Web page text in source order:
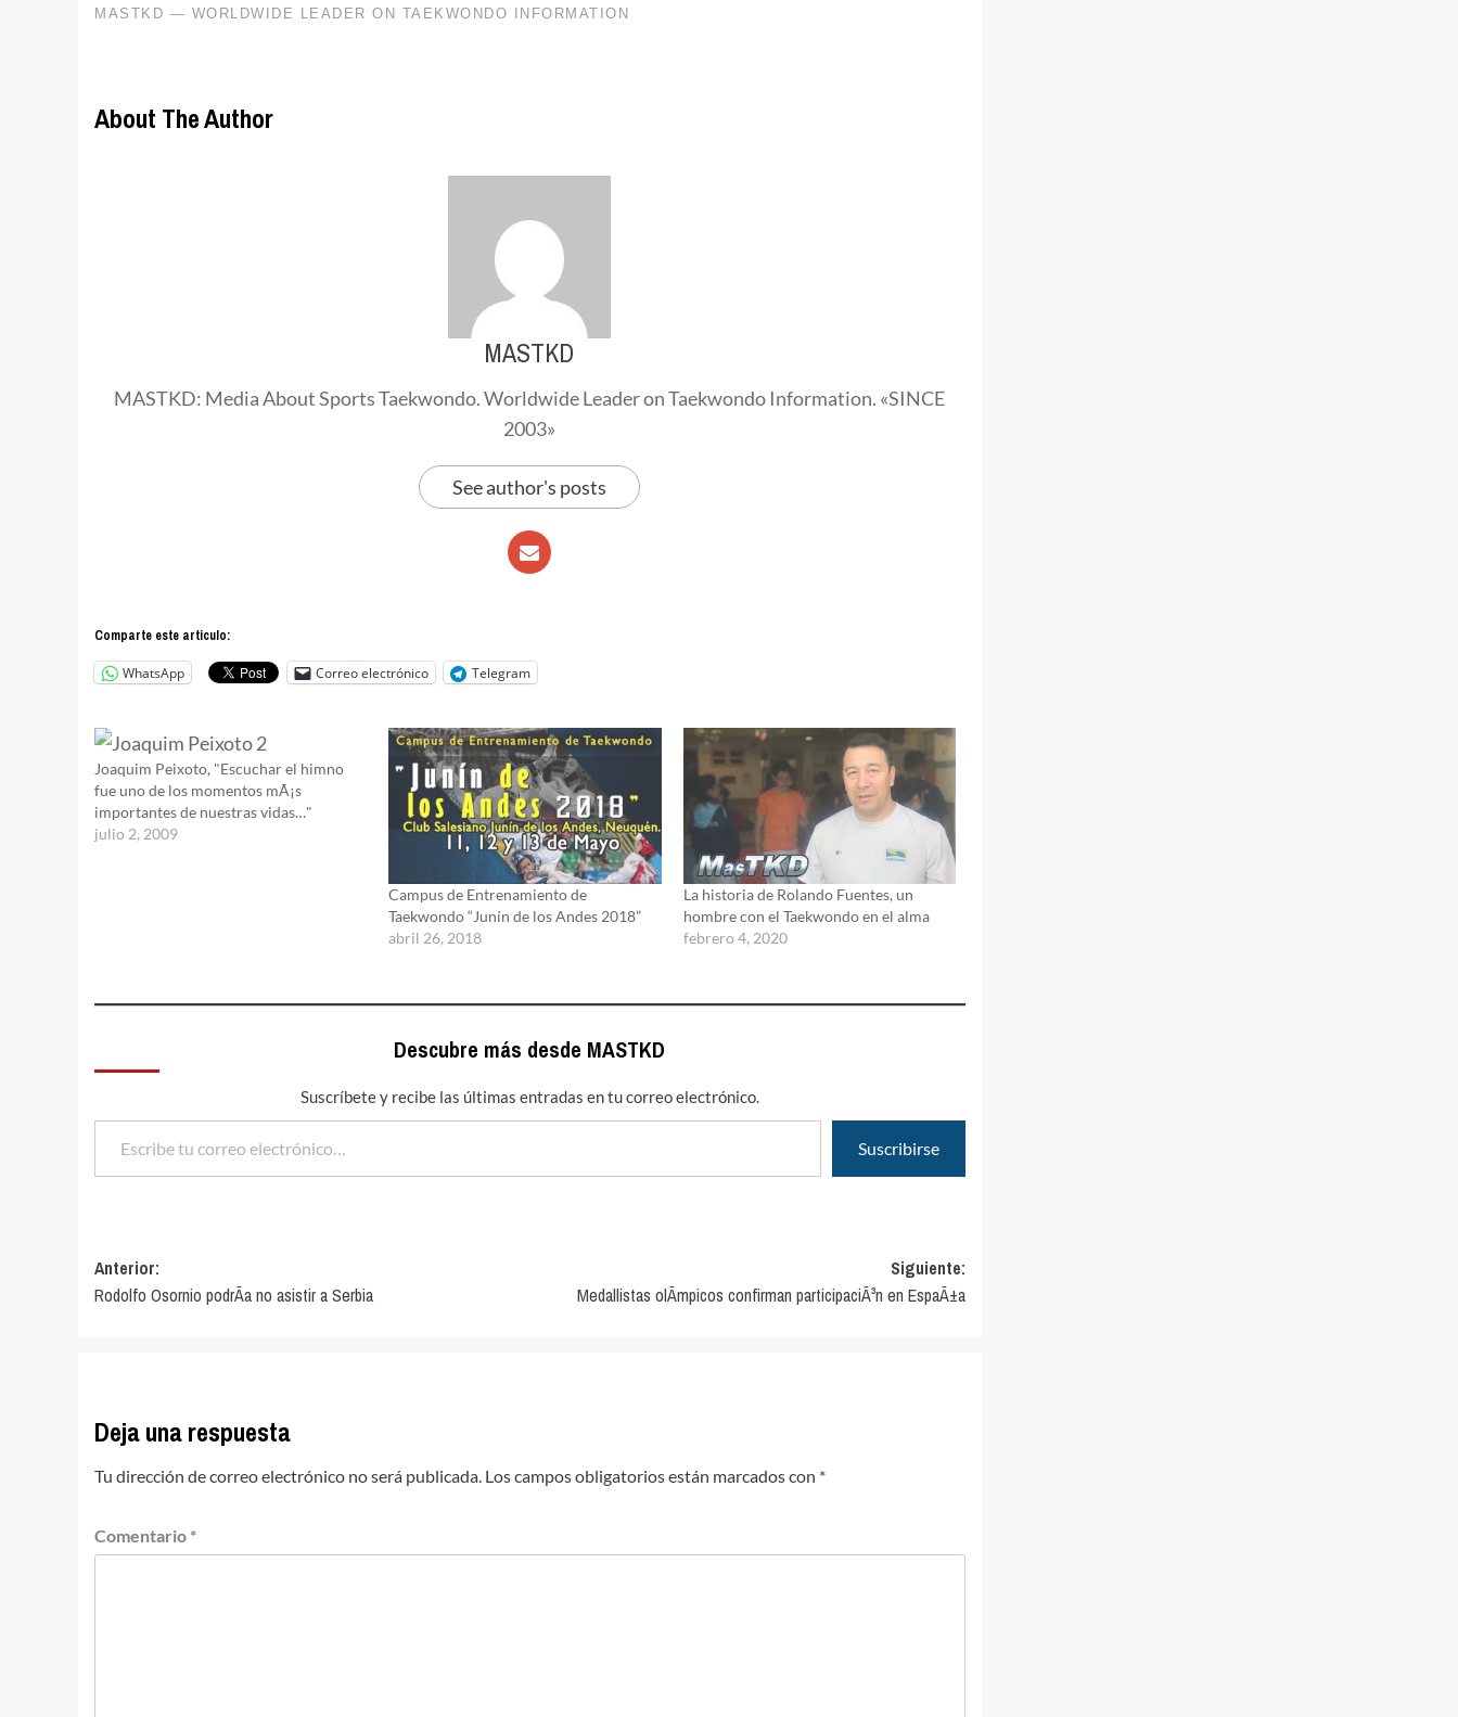
About The Author
MASTKD
MASTKD: Media About Sports Taekwondo. Worldwide Leader on Taekwondo Information. «SINCE
2003»
See author's posts
Comparte este articulo:
WhatsApp Correo electrónico Telegram
Joaquim Peixoto, "Escuchar el himno
fue uno de los momentos mÃ¡s
importantes de nuestras vidas…"
julio 2, 2009
Campus de Entrenamiento de
Taekwondo “Junín de los Andes 2018”
abril 26, 2018
La historia de Rolando Fuentes, un
hombre con el Taekwondo en el alma
febrero 4, 2020
Descubre más desde MASTKD
Suscríbete y recibe las últimas entradas en tu correo electrónico.
Escribe tu correo electrónico…
Suscribirse
Navegación
de
Anterior:
Rodolfo Osornio podrÃ­a no asistir a Serbia
Siguiente:
Medallistas olÃ­mpicos confirman participaciÃ³n en EspaÃ±a
Deja una respuesta
Tu dirección de correo electrónico no será publicada. Los campos obligatorios están marcados con *
Comentario *